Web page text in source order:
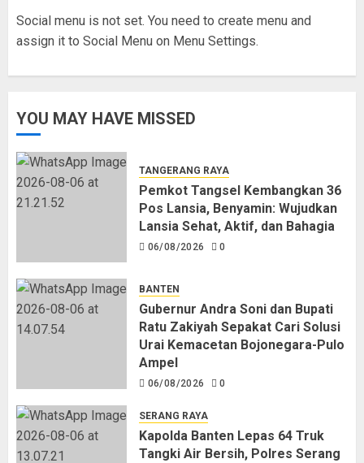
Bojonegara-
Pulo
0
untuk
Social menu is not set. You need to create menu and
assign it to Social Menu on Menu Settings.
YOU MAY HAVE MISSED
TANGERANG RAYA
Pemkot Tangsel Kembangkan 36
Pos Lansia, Benyamin: Wujudkan
Lansia Sehat, Aktif, dan Bahagia
06/08/2026 0
BANTEN
Gubernur Andra Soni dan Bupati
Ratu Zakiyah Sepakat Cari Solusi
Urai Kemacetan Bojonegara-Pulo
Ampel
06/08/2026 0
SERANG RAYA
Kapolda Banten Lepas 64 Truk
Tangki Air Bersih, Polres Serang